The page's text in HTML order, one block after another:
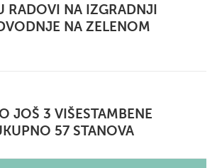
RADOVI NA IZGRADNJI
NA ZELENOM
JOŠ 3 VIŠESTAMBENE
57 STANOVA